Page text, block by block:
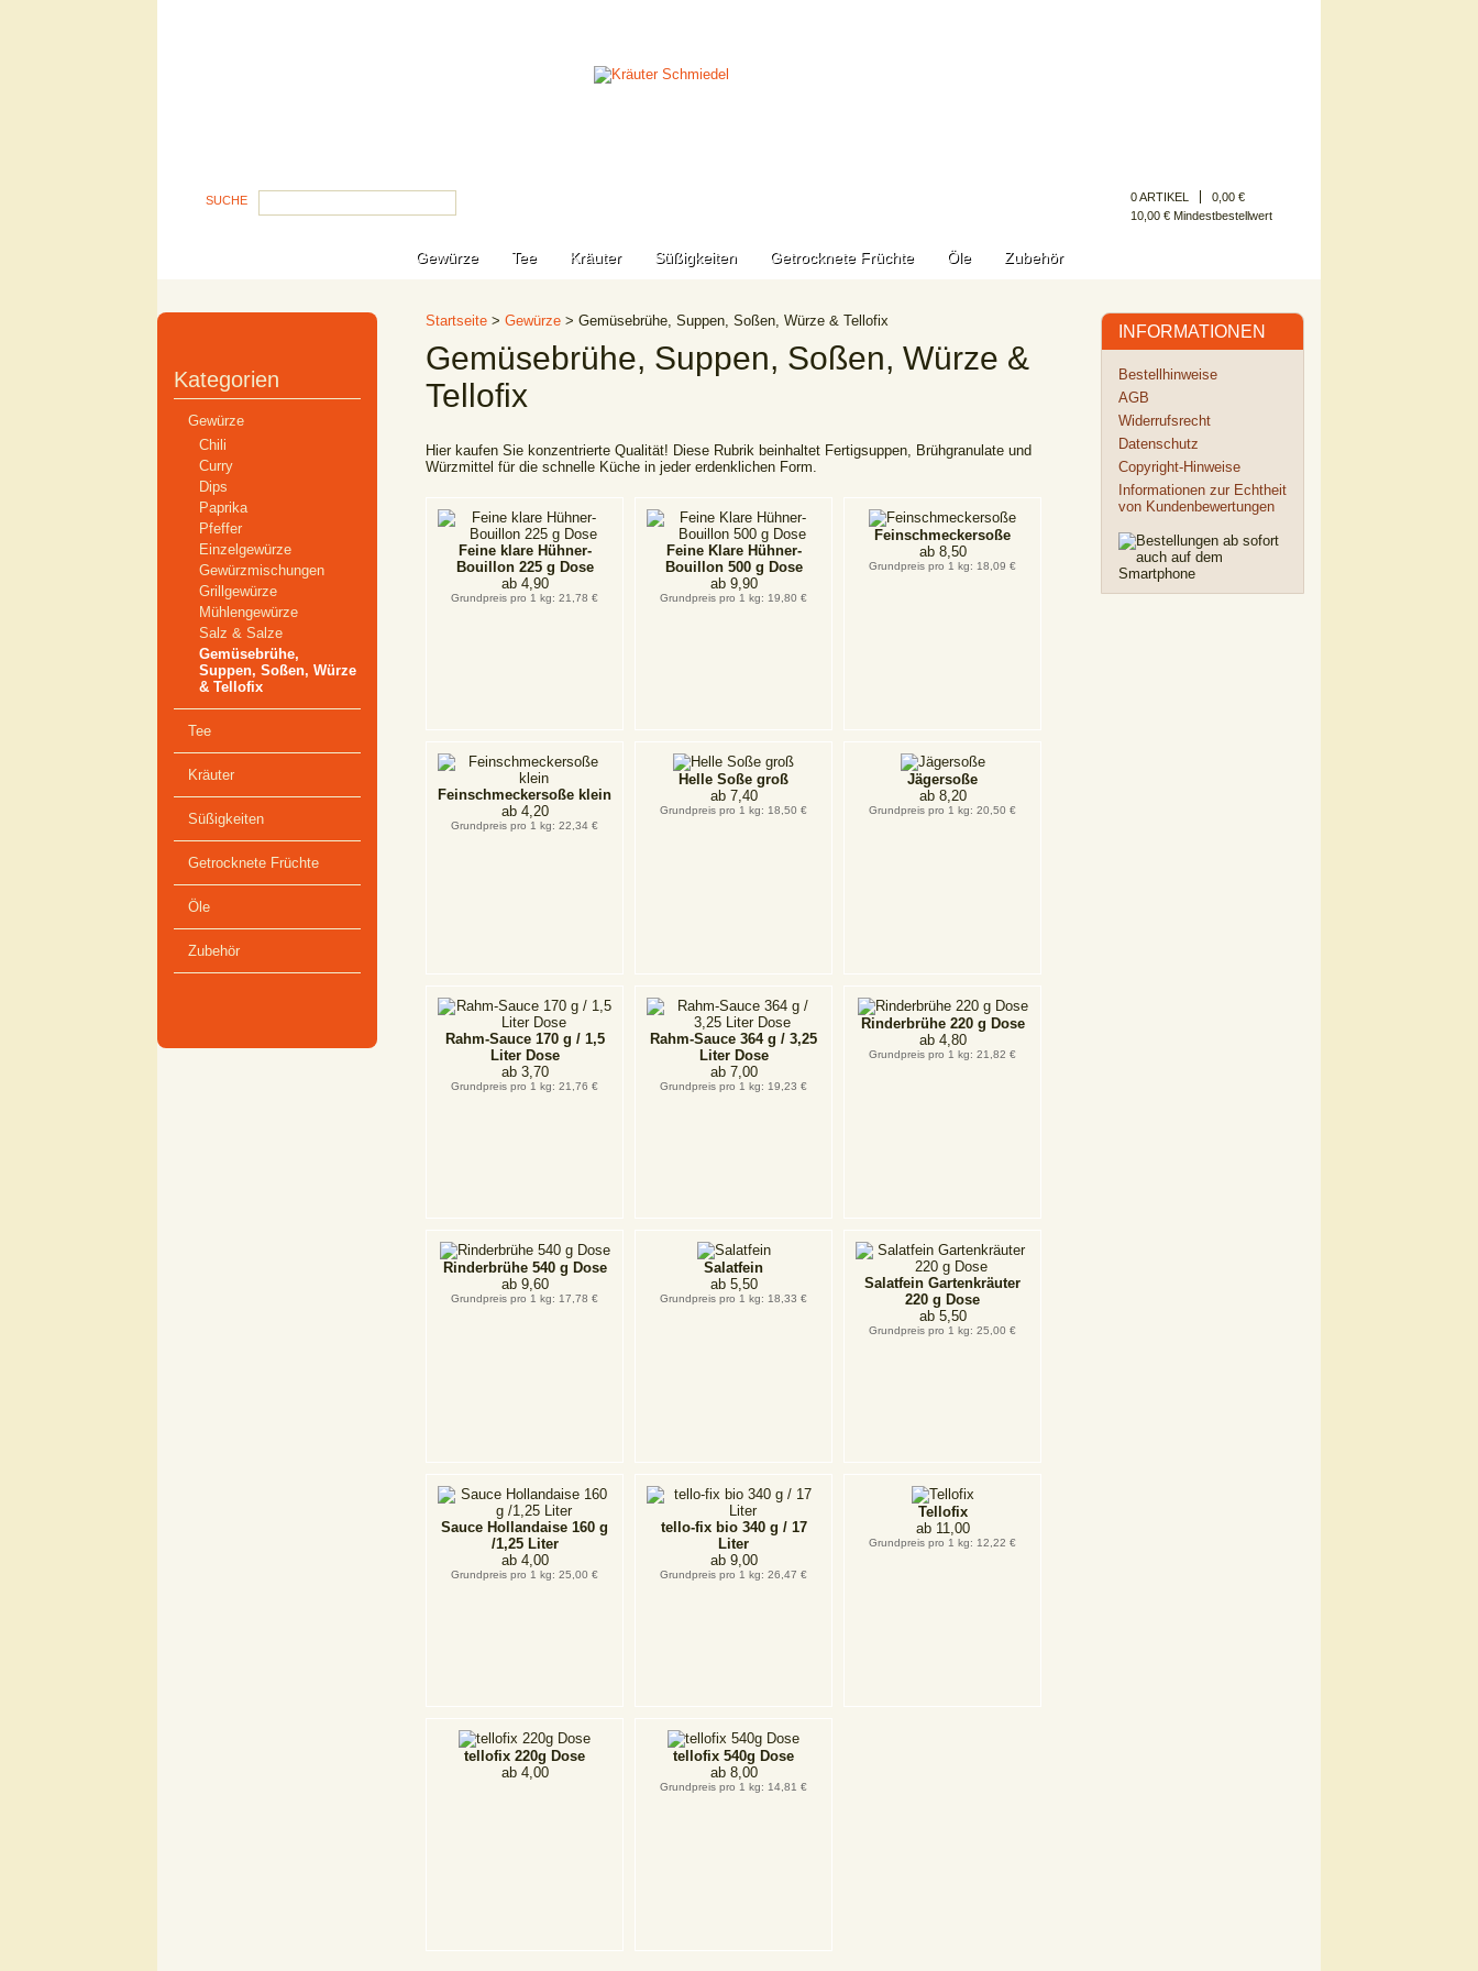
SUCHE 0 ARTIKEL
0,00 €
10,00 € Mindestbestellwert
Gewürze Tee Kräuter Süßigkeiten Getrocknete Früchte Öle Zubehör
Kategorien
Gewürze
Chili
Curry
Dips
Paprika
Pfeffer
Einzelgewürze
Gewürzmischungen
Grillgewürze
Mühlengewürze
Salz & Salze
Gemüsebrühe,
Suppen, Soßen, Würze
& Tellofix
Tee
Kräuter
Süßigkeiten
Getrocknete Früchte
Öle
Zubehör
INFORMATIONEN
Bestellhinweise
AGB
Widerrufsrecht
Datenschutz
Copyright-Hinweise
Informationen zur Echtheit
von Kundenbewertungen
Startseite > Gewürze > Gemüsebrühe, Suppen, Soßen, Würze & Tellofix
Gemüsebrühe, Suppen, Soßen, Würze &
Tellofix
Hier kaufen Sie konzentrierte Qualität! Diese Rubrik beinhaltet Fertigsuppen, Brühgranulate und
Würzmittel für die schnelle Küche in jeder erdenklichen Form.
Feine klare Hühner-
Bouillon 225 g Dose
ab 4,90
Grundpreis pro 1 kg: 21,78 €
Feine Klare Hühner-
Bouillon 500 g Dose
ab 9,90
Grundpreis pro 1 kg: 19,80 €
Feinschmeckersoße
ab 8,50
Grundpreis pro 1 kg: 18,09 €
Feinschmeckersoße klein
ab 4,20
Grundpreis pro 1 kg: 22,34 €
Helle Soße groß
ab 7,40
Grundpreis pro 1 kg: 18,50 €
Jägersoße
ab 8,20
Grundpreis pro 1 kg: 20,50 €
Rahm-Sauce 170 g / 1,5
Liter Dose
ab 3,70
Grundpreis pro 1 kg: 21,76 €
Rahm-Sauce 364 g / 3,25
Liter Dose
ab 7,00
Grundpreis pro 1 kg: 19,23 €
Rinderbrühe 220 g Dose
ab 4,80
Grundpreis pro 1 kg: 21,82 €
Rinderbrühe 540 g Dose
ab 9,60
Grundpreis pro 1 kg: 17,78 €
Salatfein
ab 5,50
Grundpreis pro 1 kg: 18,33 €
Salatfein Gartenkräuter
220 g Dose
ab 5,50
Grundpreis pro 1 kg: 25,00 €
Sauce Hollandaise 160 g
/1,25 Liter
ab 4,00
Grundpreis pro 1 kg: 25,00 €
tello-fix bio 340 g / 17
Liter
ab 9,00
Grundpreis pro 1 kg: 26,47 €
Tellofix
ab 11,00
Grundpreis pro 1 kg: 12,22 €
tellofix 220g Dose
ab 4,00
tellofix 540g Dose
ab 8,00
Grundpreis pro 1 kg: 14,81 €